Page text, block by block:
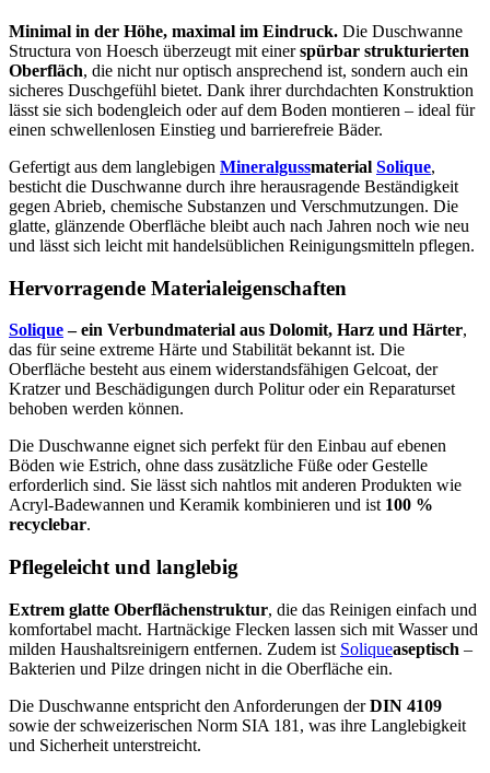
Minimal in der Höhe, maximal im Eindruck. Die Duschwanne
Structura von Hoesch überzeugt mit einerspürbar strukturierten
Oberfläch, die nicht nur optisch ansprechend ist, sondern auch ein
sicheres Duschgefühl bietet. Dank ihrer durchdachten Konstruktion
lässt sie sich bodengleich oder auf dem Boden montieren – ideal für
einen schwellenlosen Einstieg und barrierefreie Bäder.
Gefertigt aus dem langlebigen Mineralgussmaterial Solique,
besticht die Duschwanne durch ihre herausragende Beständigkeit
gegen Abrieb, chemische Substanzen und Verschmutzungen. Die
glatte, glänzende Oberfläche bleibt auch nach Jahren noch wie neu
und lässt sich leicht mit handelsüblichen Reinigungsmitteln pflegen.
Hervorragende Materialeigenschaften
Solique– ein Verbundmaterial aus Dolomit, Harz und Härter,
das für seine extreme Härte und Stabilität bekannt ist. Die
Oberfläche besteht aus einem widerstandsfähigen Gelcoat, der
Kratzer und Beschädigungen durch Politur oder ein Reparaturset
behoben werden können.
Die Duschwanne eignet sich perfekt für den Einbau auf ebenen
Böden wie Estrich, ohne dass zusätzliche Füße oder Gestelle
erforderlich sind. Sie lässt sich nahtlos mit anderen Produkten wie
Acryl-Badewannen und Keramik kombinieren und ist 100 %
recyclebar.
Pflegeleicht und langlebig
Extrem glatte Oberflächenstruktur, die das Reinigen einfach und
komfortabel macht. Hartnäckige Flecken lassen sich mit Wasser und
milden Haushaltsreinigern entfernen. Zudem ist Soliqueaseptisch –
Bakterien und Pilze dringen nicht in die Oberfläche ein.
Die Duschwanne entspricht den Anforderungen derDIN 4109
sowie der schweizerischen Norm SIA 181, was ihre Langlebigkeit
und Sicherheit unterstreicht.